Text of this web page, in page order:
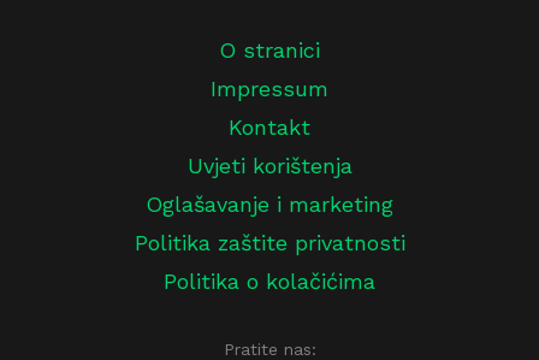
O stranici
Impressum
Kontakt
Uvjeti korištenja
Oglašavanje i marketing
Politika zaštite privatnosti
Politika o kolačićima
Pratite nas: